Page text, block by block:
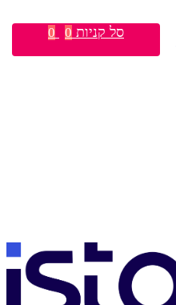
סל קניות 0
0